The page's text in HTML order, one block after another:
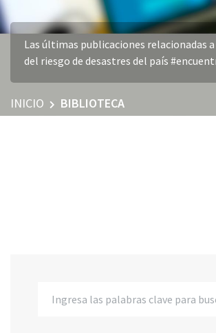
Las últimas publicaciones relacionadas
del riesgo de desastres del país
INICIO BIBLIOTECA